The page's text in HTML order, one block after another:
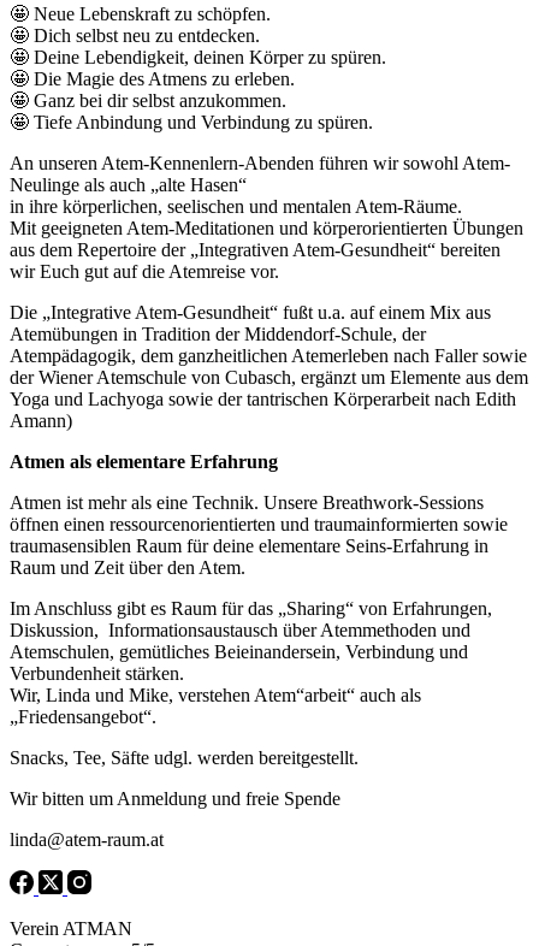
🤩 Neue Lebenskraft zu schöpfen.
🤩 Dich selbst neu zu entdecken.
🤩 Deine Lebendigkeit, deinen Körper zu spüren.
🤩 Die Magie des Atmens zu erleben.
🤩 Ganz bei dir selbst anzukommen.
🤩 Tiefe Anbindung und Verbindung zu spüren.
An unseren Atem-Kennenlern-Abenden führen wir sowohl Atem-
Neulinge als auch „alte Hasen“
in ihre körperlichen, seelischen und mentalen Atem-Räume.
Mit geeigneten Atem-Meditationen und körperorientierten Übungen
aus dem Repertoire der „Integrativen Atem-Gesundheit“ bereiten
wir Euch gut auf die Atemreise vor.
Die „Integrative Atem-Gesundheit“ fußt u.a. auf einem Mix aus
Atemübungen in Tradition der Middendorf-Schule, der
Atempädagogik, dem ganzheitlichen Atemerleben nach Faller sowie
der Wiener Atemschule von Cubasch, ergänzt um Elemente aus dem
Yoga und Lachyoga sowie der tantrischen Körperarbeit nach Edith
Amann)
Atmen als elementare Erfahrung
Atmen ist mehr als eine Technik. Unsere Breathwork-Sessions
öffnen einen ressourcenorientierten und traumainformierten sowie
traumasensiblen Raum für deine elementare Seins-Erfahrung in
Raum und Zeit über den Atem.
Im Anschluss gibt es Raum für das „Sharing“ von Erfahrungen,
Diskussion, Informationsaustausch über Atemmethoden und
Atemschulen, gemütliches Beieinandersein, Verbindung und
Verbundenheit stärken.
Wir, Linda und Mike, verstehen Atem“arbeit“ auch als
„Friedensangebot“.
Snacks, Tee, Säfte udgl. werden bereitgestellt.
Wir bitten um Anmeldung und freie Spende
linda@atem-raum.at
Verein ATMAN